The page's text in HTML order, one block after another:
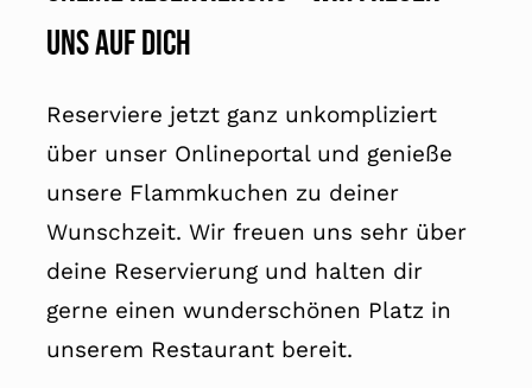
uns auf Dich
Reserviere jetzt ganz unkompliziert
über unser Onlineportal und genieße
unsere Flammkuchen zu deiner
Wunschzeit. Wir freuen uns sehr über
deine Reservierung und halten dir
gerne einen wunderschönen Platz in
unserem Restaurant bereit.